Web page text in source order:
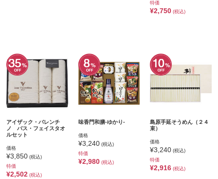
特価
¥2,750 (税込)
アイザック・バレンチ
ノ バス・フェイスタオ
ルセット
価格
¥3,850 (税込)
特価
¥2,502 (税込)
味香門和膳‐ゆかり‐
価格
¥3,240(税込)
特価
¥2,980(税込)
島原手延そうめん（２４
束）
価格
¥3,240 (税込)
特価
¥2,916 (税込)